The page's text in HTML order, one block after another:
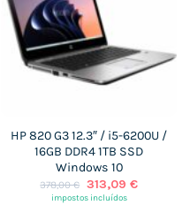
HP 820 G3 12.3″ / i5-6200U /
16GB DDR4 1TB SSD
Windows 10
378,00€ O
preço
313,09 €O
impostos incluídos